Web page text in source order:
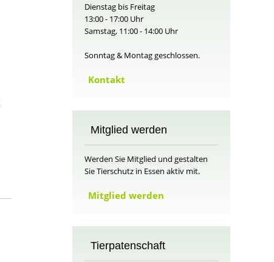
Dienstag bis Freitag
13:00 - 17:00 Uhr
Samstag, 11:00 - 14:00 Uhr
Sonntag & Montag geschlossen.
Kontakt
Mitglied werden
Werden Sie Mitglied und gestalten
Sie Tierschutz in Essen aktiv mit.
Mitglied werden
Tierpatenschaft